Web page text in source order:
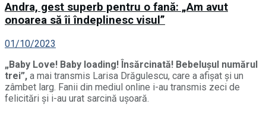
Andra, gest superb pentru o fană: „Am avut
onoarea să îi îndeplinesc visul”
01/10/2023
„Baby Love! Baby loading! Însărcinată! Bebelușul numărul
trei”, a mai transmis Larisa Drăgulescu, care a afișat și un
zâmbet larg. Fanii din mediul online i-au transmis zeci de
felicitări și i-au urat sarcină ușoară.